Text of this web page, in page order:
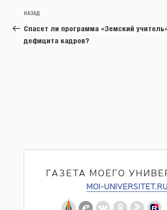
Навигация
по
записям
Предыдущая
запись:
НАЗАД
Спасет ли программа «Земский
дефицита кадров?
ГАЗЕТА МОЕГО
MOI-UNIVERSITET.RU